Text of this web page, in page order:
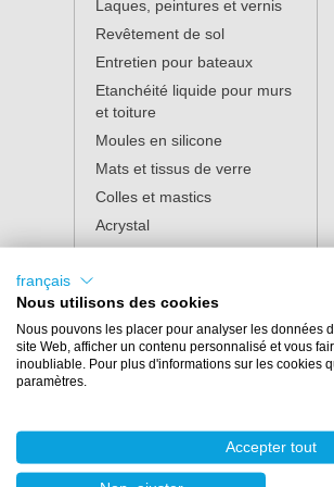
Laques, peintures et vernis
Revêtement de sol
Entretien pour bateaux
Etanchéité liquide pour murs
et toiture
Moules en silicone
Mats et tissus de verre
Colles et mastics
Acrystal
Protection personnelle
Résine de polyuréthane
Ponçage
Polissage
Tissus carbone et aramide
français
Nous utilisons des cookies
Nous pouvons les placer pour analyser les données
site Web, afficher un contenu personnalisé et vous
inoubliable. Pour plus d'informations sur les cookies
paramètres.
Accepter tout